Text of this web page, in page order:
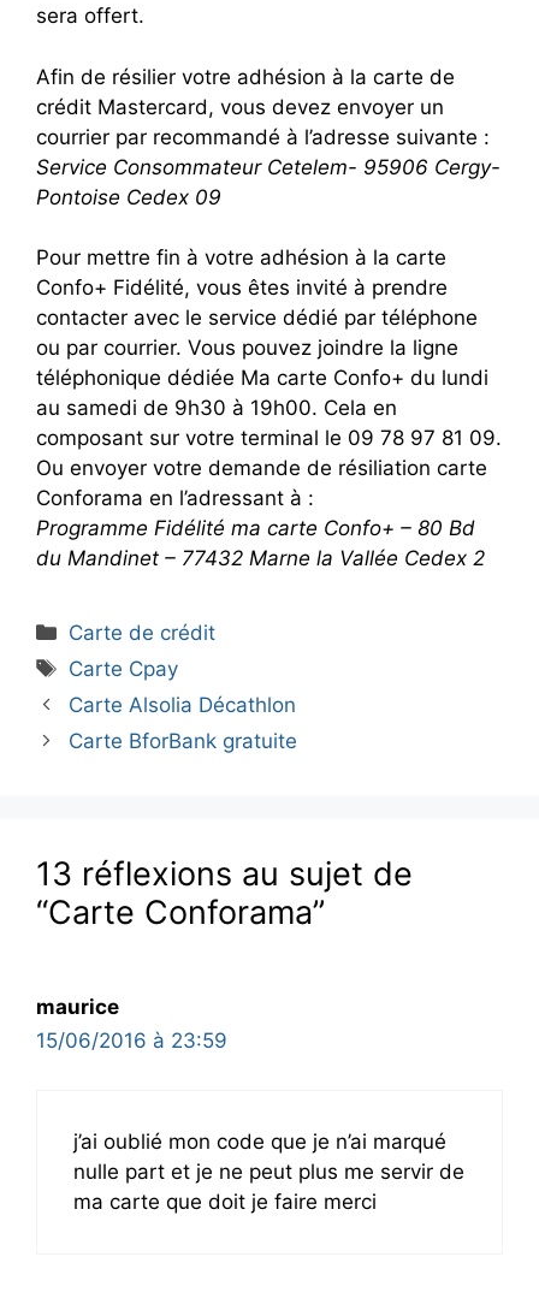
sera offert.
Afin de résilier votre adhésion à la carte de
crédit Mastercard, vous devez envoyer un
courrier par recommandé à l’adresse suivante :
Service Consommateur Cetelem- 95906 Cergy-
Pontoise Cedex 09
Pour mettre fin à votre adhésion à la carte
Confo+ Fidélité, vous êtes invité à prendre
contacter avec le service dédié par téléphone
ou par courrier. Vous pouvez joindre la ligne
téléphonique dédiée Ma carte Confo+ du lundi
au samedi de 9h30 à 19h00. Cela en
composant sur votre terminal le 09 78 97 81 09.
Ou envoyer votre demande de résiliation carte
Conforama en l’adressant à :
Programme Fidélité ma carte Confo+ – 80 Bd
du Mandinet – 77432 Marne la Vallée Cedex 2
Catégories
Carte de crédit
Étiquettes
Carte Cpay
Carte Alsolia Décathlon
Carte BforBank gratuite
13 réflexions au sujet de
“Carte Conforama”
maurice
15/06/2016 à 23:59
j’ai oublié mon code que je n’ai marqué
nulle part et je ne peut plus me servir de
ma carte que doit je faire merci